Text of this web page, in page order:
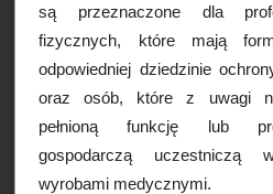
Dostępność:
CENA: 19,00
szt. DODAJ DO
są przeznaczone dla
fizycznych, które mają
odpowiedniej dziedzinie
oraz osób, które z uwagi
pełnioną funkcję lub
gospodarczą uczestniczą
wyrobami medycznymi.